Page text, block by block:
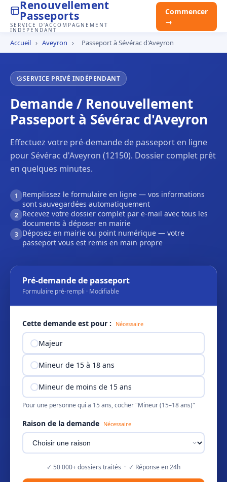
Renouvellement
Passeports
SERVICE D'ACCOMPAGNEMENT
INDÉPENDANT
Commencer
→
Accueil › Aveyron › Passeport à Sévérac d'Aveyron
SERVICE PRIVÉ INDÉPENDANT
Demande / Renouvellement
Passeport à Sévérac d'Aveyron
Effectuez votre pré-demande de passeport en ligne
pour Sévérac d'Aveyron (12150). Dossier complet prêt
en quelques minutes.
1
Remplissez le formulaire en ligne — vos informations
sont sauvegardées automatiquement
2 Recevez votre dossier complet par e-mail avec tous les
documents à déposer en mairie
3 Déposez en mairie ou point numérique — votre
passeport vous est remis en main propre
Pré-demande de passeport
Formulaire pré-rempli · Modifiable
Cette demande est pour : Nécessaire
Majeur
Mineur de 15 à 18 ans
Mineur de moins de 15 ans
Pour une personne qui a 15 ans, cocher "Mineur (15–18 ans)"
Raison de la demande Nécessaire
✓ 50 000+ dossiers traités · ✓ Réponse en 24h